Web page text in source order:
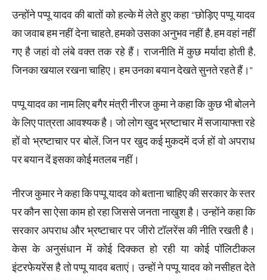
उन्होंने पप्पू यादव की बातों को हल्के में लेते हुए कहा “छोड़िए पप्पू यादव
का जवाब हम नहीं देना चाहते, हमको उसका अनुभव नहीं है, हम वहां नहीं
गए है जहां वो लंबे वक्त तक रहे हैं। राजनीति में कुछ मर्यादा होती है,
जिनका खयाल रखना चाहिए। हम उनका बयान देखते सुनते रहते हैं।”
पप्पू यादव का नाम लिए बगैर मंत्री नीरज कुमा ने कहा कि कुछ भी बोलने
के लिए पात्रता आवश्यक है। जो लोग खुद भ्रष्टाचार में सजायाफ्ता रहे
हों वो भ्रष्टाचार पर बोलें, जिन पर खुद कई मुकदमें दर्ज हों वो अपराध
पर बयान दें इसका कोई मतलब नहीं।
नीरज कुमार ने कहा कि पप्पू यादव को बताना चाहिए की सरकार के स्तर
पर कौन सा ऐसा काम हो रहा जिससे जनता नाखुश है। उन्होंने कहा कि
सरकार अपराध और भ्रष्टाचार पर जीरो टॉलरेंस की नीति रखती है।
केस के अनुसंधान में कोई दिक्कत हो रही या कोई पॉलिटीकल
इंटरफेयरेंस है तो पप्पू यादव बताएं। उन्हों ने पप्पू यादव को नसीहत देते